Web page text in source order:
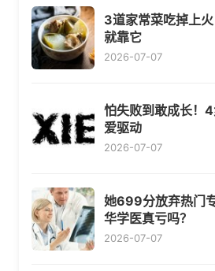
3道家常菜吃掉上
就靠它
2026-07-07
怕失败到敢成长！
爱驱动
2026-07-07
她699分放弃热门
华学医真亏吗？
2026-07-07